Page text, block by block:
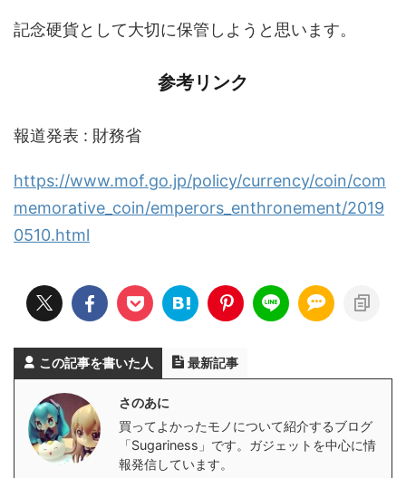
記念硬貨として大切に保管しようと思います。
参考リンク
報道発表 : 財務省
https://www.mof.go.jp/policy/currency/coin/com
memorative_coin/emperors_enthronement/2019
0510.html
この記事を書いた人 最新記事
さのあに
買ってよかったモノについて紹介するブログ
「Sugariness」です。ガジェットを中心に情
報発信しています。